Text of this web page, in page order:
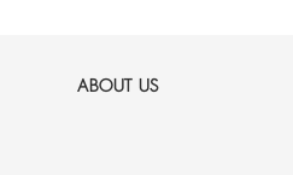
ABOUT US